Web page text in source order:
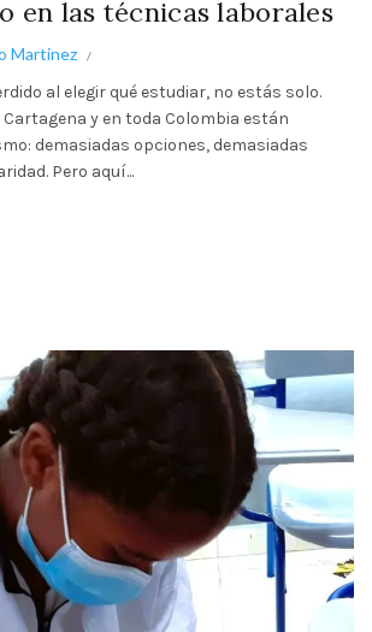
en las técnicas laborales
Martinez
al elegir qué estudiar, no estás solo.
Cartagena y en toda Colombia están
demasiadas opciones, demasiadas
Pero aquí...